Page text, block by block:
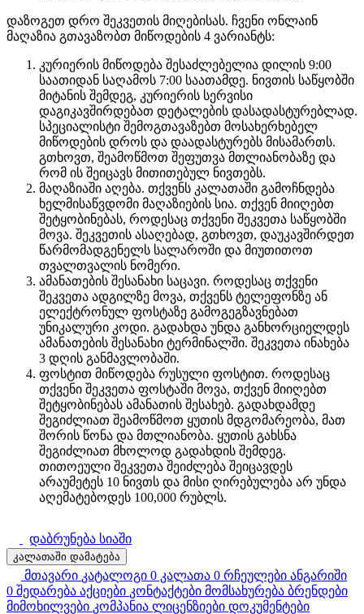
დაზოგეთ დრო შეკვეთის მიღებისას. ჩვენი ონლაინ
მაღაზია გთავაზობთ მიწოდების 4 ვარიანტს:
კურიერის მიწოდება შესაძლებელია დილის 9:00
საათიდან საღამოს 7:00 საათამდე. ნივთის საწყობში
მიტანის შემდეგ, კურიერის სერვისი
დაგიკავშირდებათ დეტალების დასადასტურებლად.
სპეციალისტი შემოგთავაზებთ მოსახერხებელ
მიწოდების დროს და დაადასტურებს მისამართს.
გთხოვთ, შეამოწმოთ შეფუთვა მთლიანობაზე და
რომ ის შეიცავს მითითებულ ნივთებს.
მაღაზიაში აღება. თქვენს კალათაში გამოჩნდება
ხელმისაწვდომი მაღაზიების სია. თქვენ მიიღებთ
შეტყობინებას, როდესაც თქვენი შეკვეთა საწყობში
მოვა. შეკვეთის ასაღებად, გთხოვთ, დაუკავშირდეთ
წარმომადგენელს სალაროში და მიუთითოთ
თვალთვალის ნომერი.
ამანათების შესანახი საცავი. როდესაც თქვენი
შეკვეთა ადგილზე მოვა, თქვენს ტელეფონზე ან
ელექტრონულ ფოსტაზე გამოგეგზავნებათ
უნიკალური კოდი. გადახდა უნდა განხორციელდეს
ამანათების შესანახი ტერმინალში. შეკვეთა ინახება
3 დღის განმავლობაში.
ფოსტით მიწოდება რუსული ფოსტით. როდესაც
თქვენი შეკვეთა ფოსტაში მოვა, თქვენ მიიღებთ
შეტყობინებას ამანათის შესახებ. გადახდამდე
შეგიძლიათ შეამოწმოთ ყუთის მდგომარეობა, მათ
შორის წონა და მთლიანობა. ყუთის გახსნა
შეგიძლიათ მხოლოდ გადახდის შემდეგ.
თითოეული შეკვეთა შეიძლება შეიცავდეს
არაუმეტეს 10 ნივთს და მისი ღირებულება არ უნდა
აღემატებოდეს 100,000 რუბლს.
დაბრუნება სიაში
კალათაში დამატება
მთავარი კატალოგი 0 კალათა 0 რჩეულები ანგარიში
0 შედარება აქციები კონტაქტები მომსახურება ბრენდები
მიმოხილვები კომპანია ლიცენზიები დოკუმენტები